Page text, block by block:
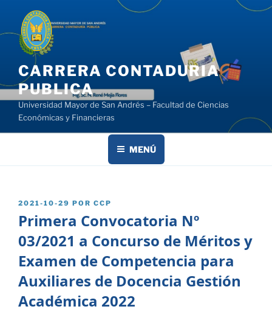
contenido
CARRERA CONTADURIA
PUBLICA
Universidad Mayor de San Andrés – Facultad de Ciencias
Económicas y Financieras
MENÚ
PUBLICADO
2021-10-29 POR CCP
Primera Convocatoria Nº
03/2021 a Concurso de Méritos y
Examen de Competencia para
Auxiliares de Docencia Gestión
Académica 2022